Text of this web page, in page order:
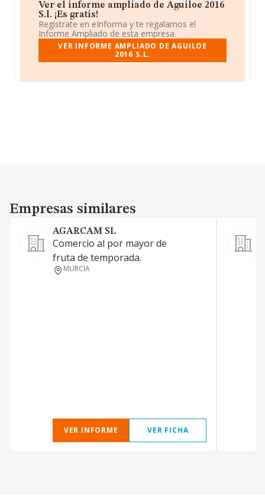
Ver el informe ampliado de Aguiloe 2016
S.l. ¡Es gratis!
Regístrate en eInforma y te regalamos el
Informe Ampliado de esta empresa.
VER INFORME AMPLIADO DE AGUILOE
2016 S.L.
Empresas similares
Empresas similares
AGARCAM SL
Comercio al por mayor de
fruta de temporada.
MURCIA
VER INFORME VER FICHA